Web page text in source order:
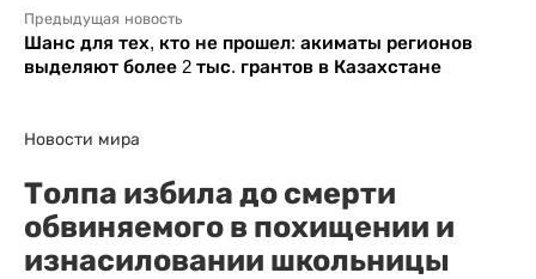
Предыдущая новость
Шанс для тех, кто не прошел: акиматы регионов
выделяют более 2 тыс. грантов в Казахстане
Новости мира
Толпа избила до смерти
обвиняемого в похищении и
изнасиловании школьницы